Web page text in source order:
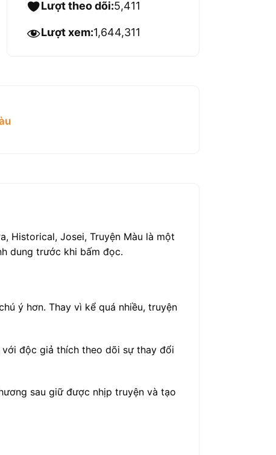
Lượt theo dõi:5,411
Lượt xem:1,644,311
Historical, Josei, Truyện Màu là một
dung trước khi bấm đọc.
ý hơn. Thay vì kể quá nhiều, truyện
với độc giả thích theo dõi sự thay đổi
sau giữ được nhịp truyện và tạo